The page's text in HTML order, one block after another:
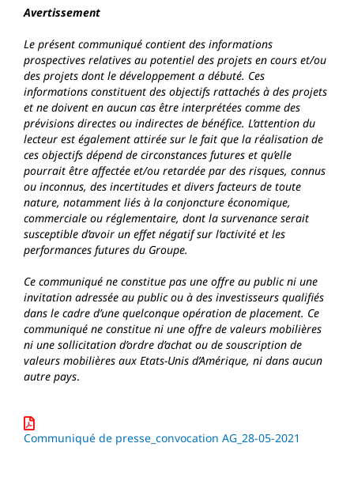
Avertissement
Le présent communiqué contient des informations
prospectives relatives au potentiel des projets en cours et/ou
des projets dont le développement a débuté. Ces
informations constituent des objectifs rattachés à des projets
et ne doivent en aucun cas être interprétées comme des
prévisions directes ou indirectes de bénéfice. L’attention du
lecteur est également attirée sur le fait que la réalisation de
ces objectifs dépend de circonstances futures et qu’elle
pourrait être affectée et/ou retardée par des risques, connus
ou inconnus, des incertitudes et divers facteurs de toute
nature, notamment liés à la conjoncture économique,
commerciale ou réglementaire, dont la survenance serait
susceptible d’avoir un effet négatif sur l’activité et les
performances futures du Groupe.
Ce communiqué ne constitue pas une offre au public ni une
invitation adressée au public ou à des investisseurs qualifiés
dans le cadre d’une quelconque opération de placement. Ce
communiqué ne constitue ni une offre de valeurs mobilières
ni une sollicitation d’ordre d’achat ou de souscription de
valeurs mobilières aux Etats-Unis d’Amérique, ni dans aucun
autre pays.
Communiqué de presse_convocation AG_28-05-2021